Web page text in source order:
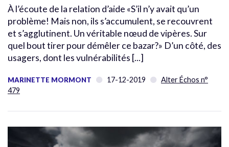
À l’écoute de la relation d’aide «S’il n’y avait qu’un
problème! Mais non, ils s’accumulent, se recouvrent
et s’agglutinent. Un véritable nœud de vipères. Sur
quel bout tirer pour démêler ce bazar?» D’un côté, des
usagers, dont les vulnérabilités [...]
MARINETTE MORMONT 17-12-2019
Alter Échos n°
479